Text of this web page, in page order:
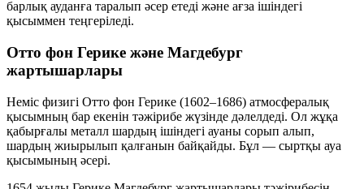
барлық ауданға таралып әсер етеді және ағза ішіндегі
қысыммен теңгеріледі.
Отто фон Герике және Магдебург
жартышарлары
Неміс физигі Отто фон Герике (1602–1686) атмосфералық
қысымның бар екенін тәжірибе жүзінде дәлелдеді. Ол жұқа
қабырғалы металл шардың ішіндегі ауаны сорып алып,
шардың жиырылып қалғанын байқайды. Бұл — сыртқы ауа
қысымының әсері.